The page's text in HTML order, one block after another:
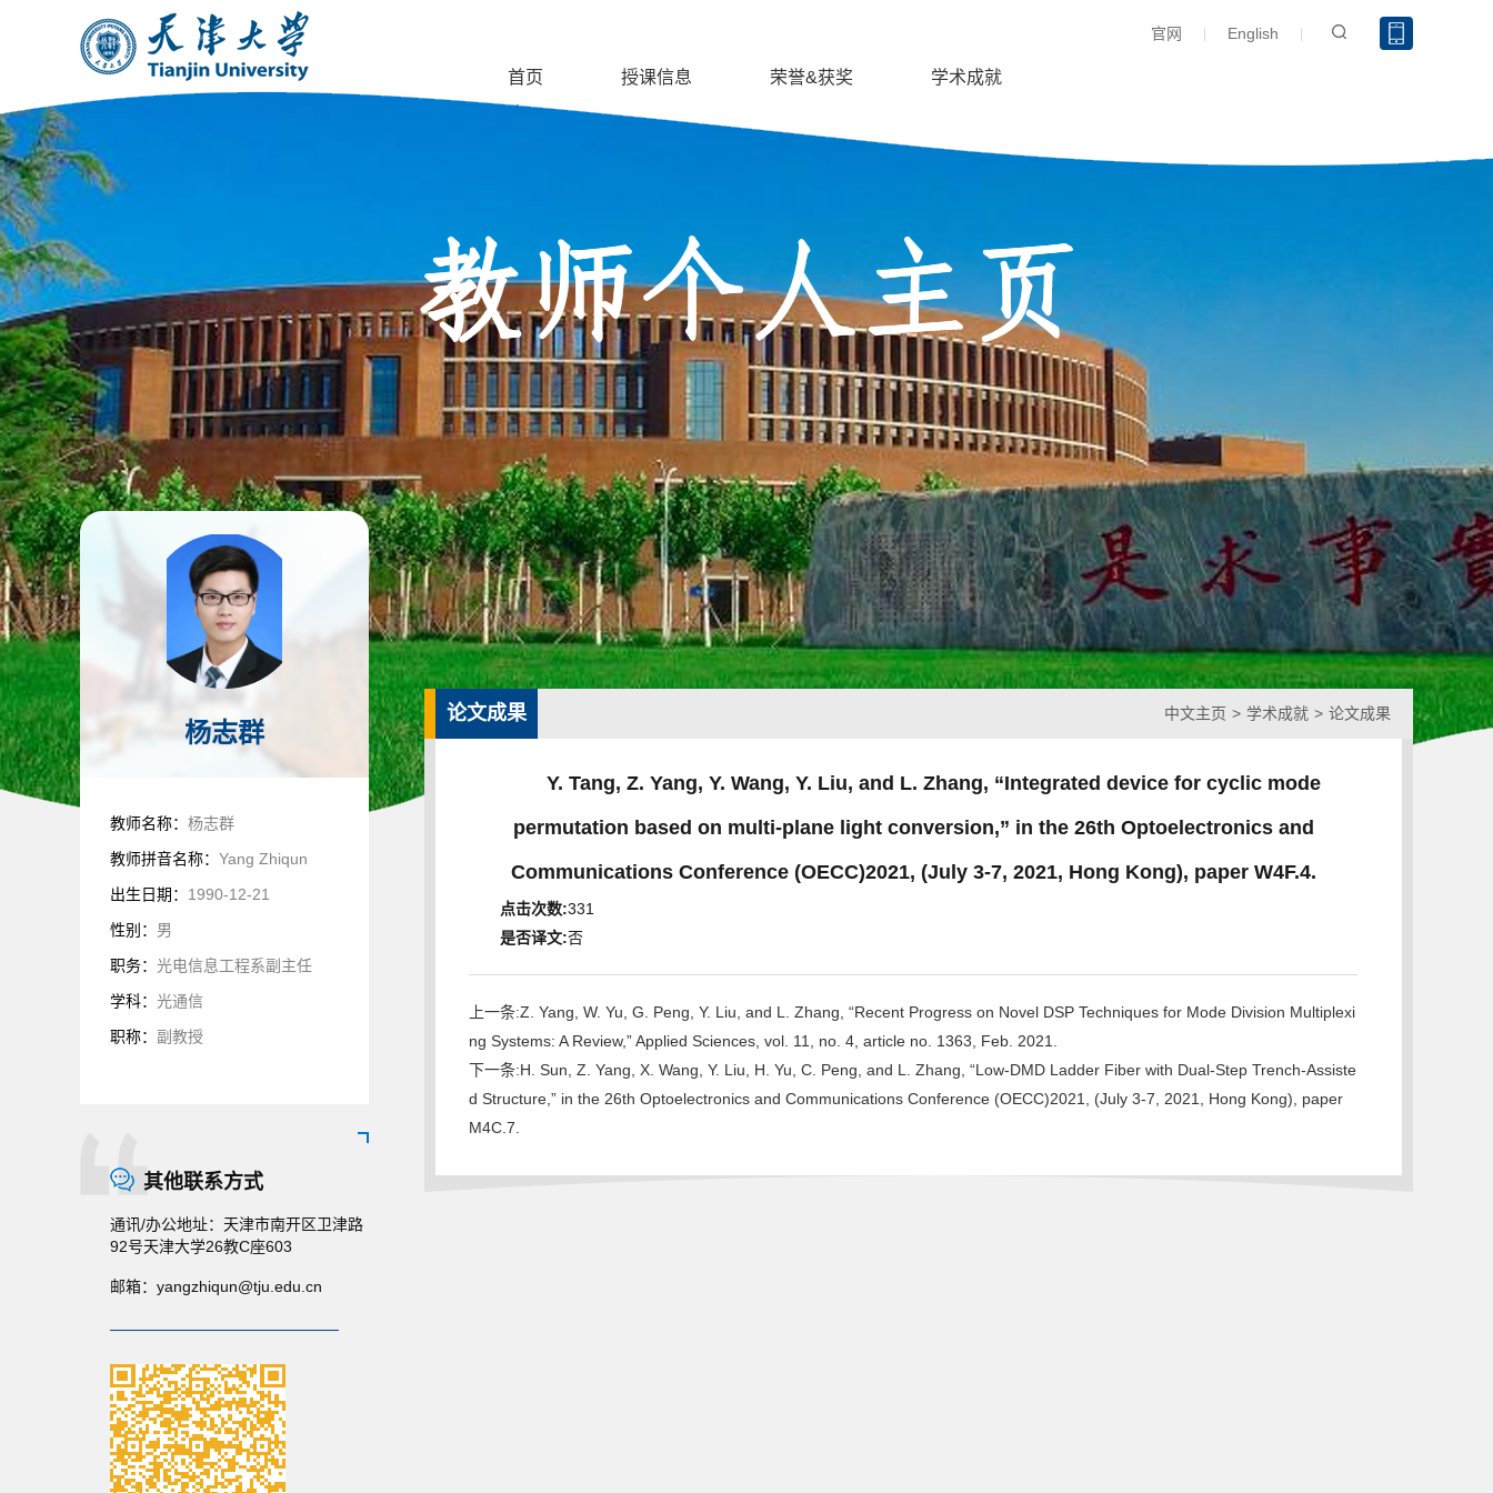
English
官网
首页 授课信息 荣誉&获奖 学术成就
杨志群
教师名称： 杨志群
教师拼音名称： Yang Zhiqun
出生日期： 1990-12-21
性别： 男
职务： 光电信息工程系副主任
学科： 光通信
职称： 副教授
其他联系方式
通讯/办公地址： 天津市南开区卫津路
92号天津大学26教C座603
邮箱： yangzhiqun@tju.edu.cn
论文成果 中文主页 > 学术成就 > 论文成果
Y. Tang, Z. Yang, Y. Wang, Y. Liu, and L. Zhang, “Integrated device for cyclic mode
permutation based on multi-plane light conversion,” in the 26th Optoelectronics and
Communications Conference (OECC)2021, (July 3-7, 2021, Hong Kong), paper W4F.4.
点击次数:331
是否译文:否
上一条:Z. Yang, W. Yu, G. Peng, Y. Liu, and L. Zhang, “Recent Progress on Novel DSP Techniques for Mode Division Multiplexi
ng Systems: A Review,” Applied Sciences, vol. 11, no. 4, article no. 1363, Feb. 2021.
下一条:H. Sun, Z. Yang, X. Wang, Y. Liu, H. Yu, C. Peng, and L. Zhang, “Low-DMD Ladder Fiber with Dual-Step Trench-Assiste
d Structure,” in the 26th Optoelectronics and Communications Conference (OECC)2021, (July 3-7, 2021, Hong Kong), paper
M4C.7.